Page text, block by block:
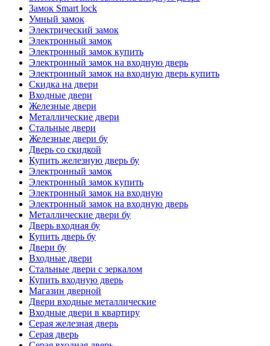
Замок Smart lock
Умный замок
Электрический замок
Электронный замок
Электронный замок купить
Электронный замок на входную дверь
Электронный замок на входную дверь купить
Скидка на двери
Входные двери
Железные двери
Металлические двери
Стальные двери
Железные двери бу
Дверь со скидкой
Купить железную дверь бу
Электронный замок
Электронный замок купить
Электронный замок на входную
Электронный замок на входную дверь
Металлические двери бу
Дверь входная бу
Купить дверь бу
Двери бу
Входные двери
Стальные двери с зеркалом
Купить входную дверь
Магазин дверной
Двери входные металлические
Входные двери в квартиру
Серая железная дверь
Серая дверь